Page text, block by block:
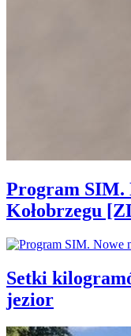
Program SIM.
Kołobrzegu
Setki
jezior